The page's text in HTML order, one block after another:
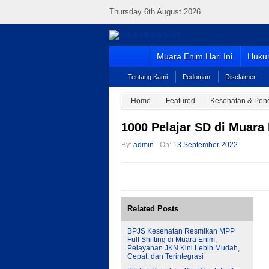
Thursday 6th August 2026
Muara Enim Hari Ini
Tentang Kami Pedoman Disclaimer
Home Featured Kesehatan &
1000 Pelajar SD di
By: admin On: 13 September 2022
Related Posts
BPJS Kesehatan Resmikan MPP
Full Shifting di Muara Enim,
Pelayanan JKN Kini Lebih Mudah,
Cepat, dan Terintegrasi